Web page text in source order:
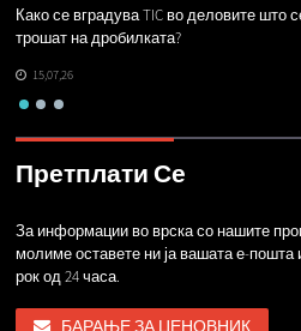
Како се вградува TIC во деловите што
трошат на дробилката?
15,07,26
Претплати Се
За информации во врска со нашите
молиме оставете ни ја вашата е-пошта
рок од 24 часа.